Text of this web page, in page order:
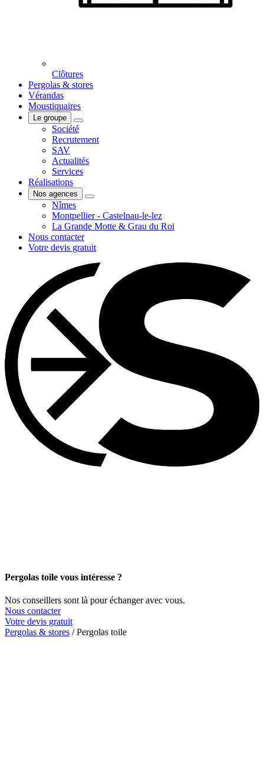
Clôtures
Pergolas & stores
Vérandas
Moustiquaires
Le groupe
Société
Recrutement
SAV
Actualités
Services
Réalisations
Nos agences
Nîmes
Montpellier - Castelnau-le-lez
La Grande Motte & Grau du Roi
Nous contacter
Votre devis gratuit
Pergolas toile vous intéresse ?
Nos conseillers sont là pour échanger avec vous.
Nous contacter
Votre devis gratuit
Pergolas & stores / Pergolas toile